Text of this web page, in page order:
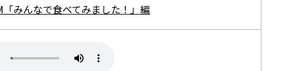
みんなで食べてみました！」編